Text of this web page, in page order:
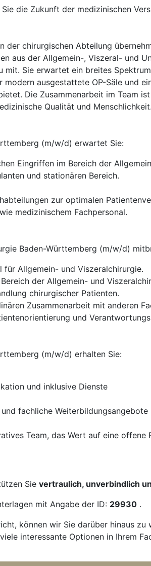
die Zukunft der medizinischen
chirurgischen Abteilung
aus der Allgemein-, Viszeral- und
mit. Sie erwartet ein breites
ausgestattete OP-Säle und
Die Zusammenarbeit im Team
Qualität und Menschlichkeit.
(m/w/d) erwartet Sie:
Eingriffen im Bereich der
und stationären Bereich.
zur optimalen
medizinischem Fachpersonal.
Baden-Württemberg (m/w/d)
Allgemein- und Viszeralchirurgie.
der Allgemein- und
chirurgischer Patienten.
Zusammenarbeit mit anderen
und
(m/w/d) erhalten Sie:
und inklusive Dienste
fachliche
Team, das Wert auf eine
Sie vertraulich, unverbindlich
mit Angabe der ID: 29930 .
können wir Sie darüber hinaus
interessante Optionen in Ihrem